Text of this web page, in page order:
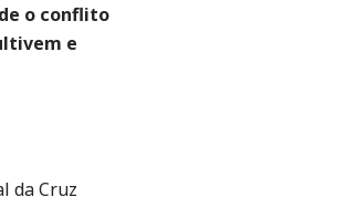
o conflito
e
da Cruz